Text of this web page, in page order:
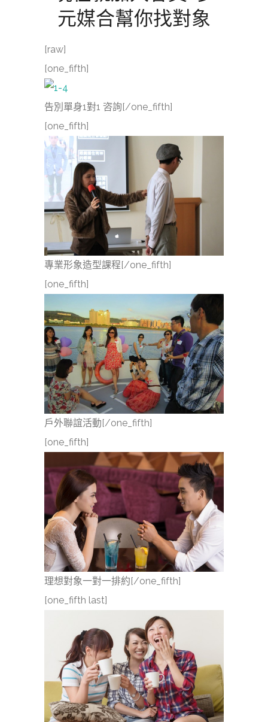
元媒合幫你找對象
[raw]
[one_fifth]
告別單身1對1 咨詢[/one_fifth]
[one_fifth]
專業形象造型課程[/one_fifth]
[one_fifth]
戶外聯誼活動[/one_fifth]
[one_fifth]
理想對象一對一排約[/one_fifth]
[one_fifth last]